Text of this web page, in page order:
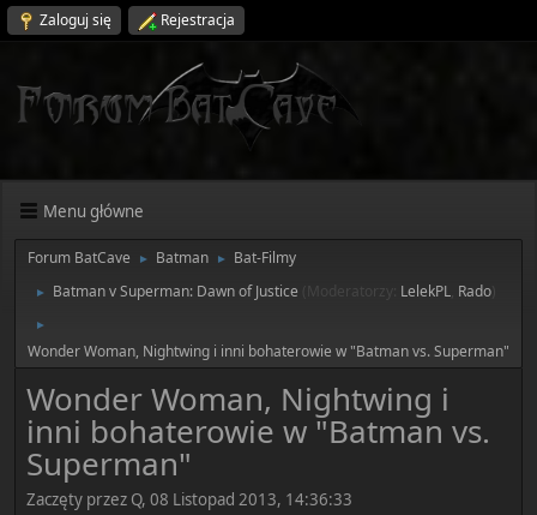
Zaloguj się Rejestracja
Menu główne
Forum BatCave ► Batman ► Bat-Filmy
► Batman v Superman: Dawn of Justice (Moderatorzy: LelekPL Rado)
►
Wonder Woman, Nightwing i inni bohaterowie w "Batman vs. Superman"
Wonder Woman, Nightwing i
inni bohaterowie w "Batman vs.
Superman"
Zaczęty przez Q, 08 Listopad 2013, 14:36:33